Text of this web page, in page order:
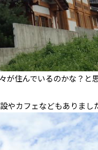
が住んでいるのかな？と
やカフェなどもありまし